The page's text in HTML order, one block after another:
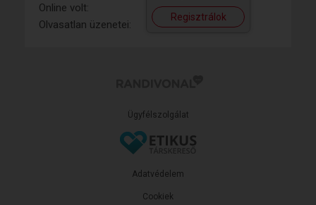
Online volt:
Olvasatlan üzenetei:
Regisztrálok
Ügyfélszolgálat
Adatvédelem
Cookiek